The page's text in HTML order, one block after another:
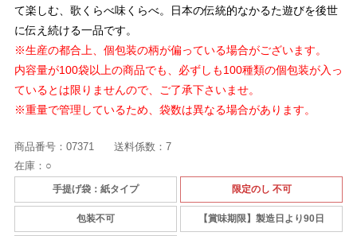
て楽しむ、歌くらべ味くらべ。日本の伝統的なかるた遊びを後世
に伝え続ける一品です。
※生産の都合上、個包装の柄が偏っている場合がございます。
内容量が100袋以上の商品でも、必ずしも100種類の個包装が入っ
ているとは限りませんので、ご了承下さいませ。
※重量で管理しているため、袋数は異なる場合があります。
商品番号： 07371 送料係数： 7
在庫： ○
手提げ袋：紙タイプ 限定のし 不可
包装不可 【賞味期限】製造日より90日